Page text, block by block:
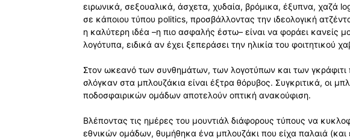
ειρωνικά, σεξουαλικά, άσχετα, χυδαία, βρόμικα, έξυπνα, χαζά
σε κάποιου τύπου politics, προσβάλλοντας την ιδεολογική
η καλύτερη ιδέα –η πιο ασφαλής έστω– είναι να φοράει κανείς
λογότυπα, ειδικά αν έχει ξεπεράσει την ηλικία του φοιτητικού
Στον ωκεανό των συνθημάτων, των λογοτύπων και των γκράφιτι
σλόγκαν στα μπλουζάκια είναι έξτρα θόρυβος. Συγκριτικά, οι
ποδοσφαιρικών ομάδων αποτελούν οπτική ανακούφιση.
Βλέποντας τις ημέρες του μουντιάλ διάφορους τύπους να
εθνικών ομάδων, θυμήθηκα ένα μπλουζάκι που είχα παλαιά